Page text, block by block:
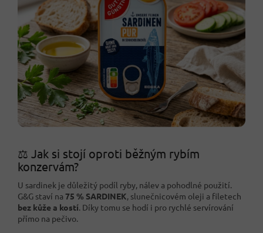
⚖️ Jak si stojí oproti běžným rybím
konzervám?
U sardinek je důležitý podíl ryby, nálev a pohodlné použití.
G&G staví na 75 % SARDINEK , slunečnicovém oleji a filetech
bez kůže a kostí . Díky tomu se hodí i pro rychlé servírování
přímo na pečivo.